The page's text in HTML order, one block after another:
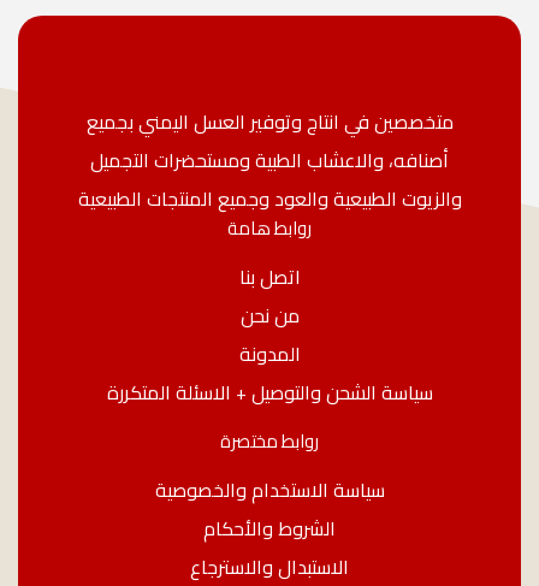
متخصصين في انتاج وتوفير العسل اليمني بجميع
أصنافه، والاعشاب الطبية ومستحضرات التجميل
والزيوت الطبيعية والعود وجميع المنتجات الطبيعية
روابط هامة
اتصل بنا
من نحن
المدونة
سياسة الشحن والتوصيل + الاسئلة المتكررة
روابط مختصرة
سياسة الاستخدام والخصوصية
الشروط والأحكام
الاستبدال والاسترجاع